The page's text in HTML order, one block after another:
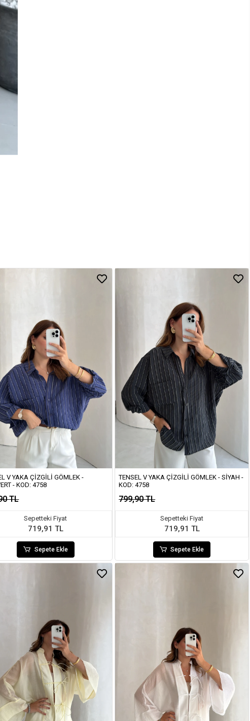
V YAKA ÇIZGILI GÖMLEK -
- KOD: 4758
TL
Sepetteki Fiyat
719,91 TL
Sepete Ekle
TENSEL V YAKA ÇIZGILI GÖMLEK - SIYAH -
KOD: 4758
799,90 TL
Sepetteki Fiyat
719,91 TL
Sepete Ekle